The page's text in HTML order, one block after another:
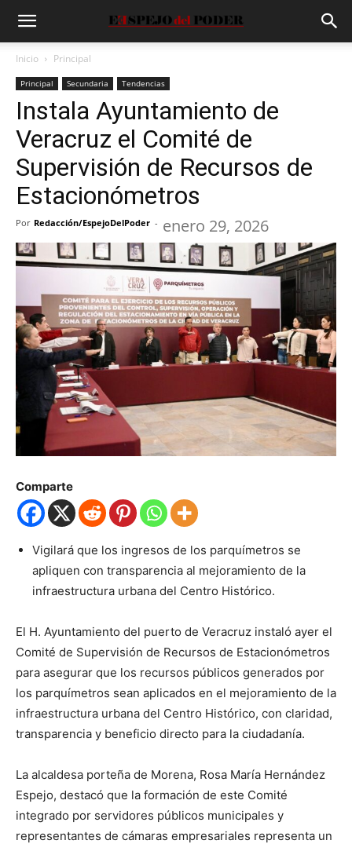
Inicio Principal
Principal Secundaria Tendencias
Instala Ayuntamiento de
Veracruz el Comité de
Supervisión de Recursos de
Estacionómetros
Por Redacción/EspejoDelPoder - enero 29, 2026
Comparte
Vigilará que los ingresos de los parquímetros se
apliquen con transparencia al mejoramiento de la
infraestructura urbana del Centro Histórico.
El H. Ayuntamiento del puerto de Veracruz instaló ayer el
Comité de Supervisión de Recursos de Estacionómetros
para asegurar que los recursos públicos generados por
los parquímetros sean aplicados en el mejoramiento de la
infraestructura urbana del Centro Histórico, con claridad,
transparencia y beneficio directo para la ciudadanía.
La alcaldesa porteña de Morena, Rosa María Hernández
Espejo, destacó que la formación de este Comité
integrado por servidores públicos municipales y
representantes de cámaras empresariales representa un